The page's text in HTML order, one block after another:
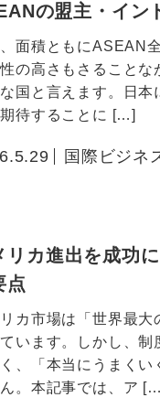
の盟主・イン
、面積ともにASEAN
の高さもさること
国と言えます。日本
待することに […]
日
国際ビジネ
リカ進出を成功
点
カ市場は「世界最
います。しかし、
、「本当にうまく
ん。本記事では、ア